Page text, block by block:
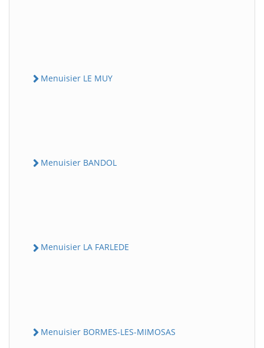
Menuisier LE MUY
Menuisier BANDOL
Menuisier LA FARLEDE
Menuisier BORMES-LES-MIMOSAS